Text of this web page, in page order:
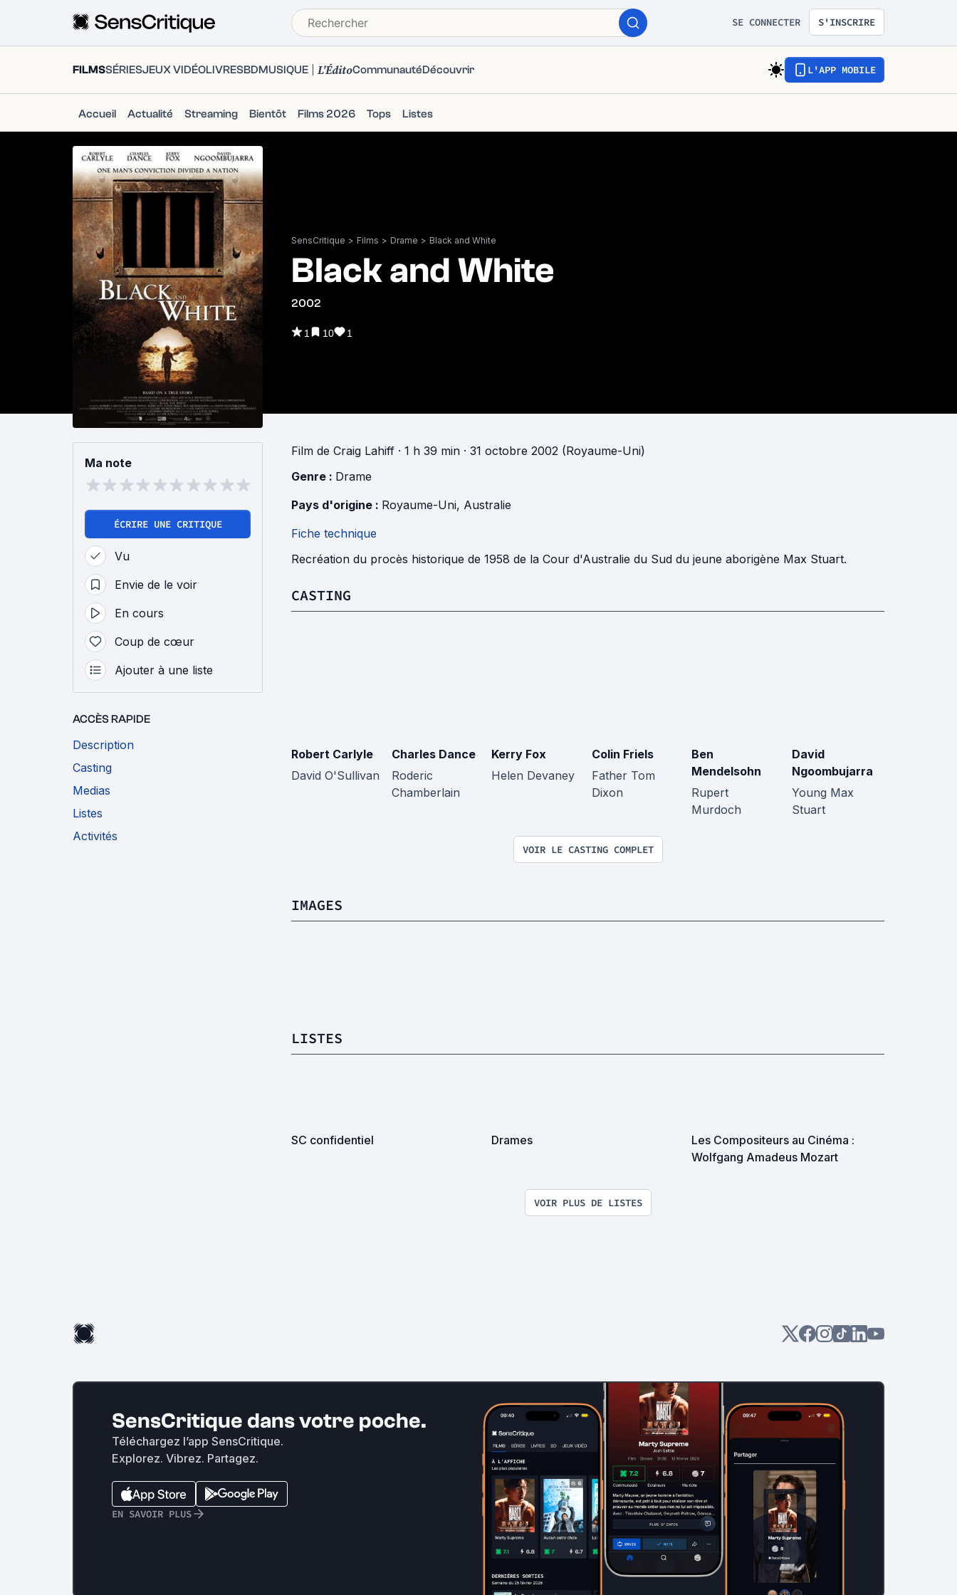
SE CONNECTER S'INSCRIRE
FILMSSÉRIESJEUX VIDÉOLIVRESBDMUSIQUE L'ÉditoCommunautéDécouvrir L'APP MOBILE
Accueil Actualité Streaming Bientôt Films 2026 Tops Listes
SensCritique > Films > Drame > Black and White
Black and White
2002
1 10 1
Ma note
ÉCRIRE UNE CRITIQUE
Vu
Envie de le voir
En cours
Coup de cœur
Ajouter à une liste
ACCÈS RAPIDE
Description
Casting
Medias
Listes
Activités
Film de Craig Lahiff · 1 h 39 min · 31 octobre 2002 (Royaume-Uni)
Genre : Drame
Pays d'origine : Royaume-Uni, Australie
Fiche technique
Recréation du procès historique de 1958 de la Cour d'Australie du Sud du jeune aborigène Max Stuart.
CASTING
Robert Carlyle
David O'Sullivan
Charles Dance
Roderic
Chamberlain
Kerry Fox
Helen Devaney
Colin Friels
Father Tom
Dixon
Ben
Mendelsohn
Rupert
Murdoch
David
Ngoombujarra
Young Max
Stuart
VOIR LE CASTING COMPLET
IMAGES
LISTES
SC confidentiel Drames
Les Compositeurs au Cinéma :
Wolfgang Amadeus Mozart
VOIR PLUS DE LISTES
SensCritique dans votre poche.
Téléchargez l’app SensCritique.
Explorez. Vibrez. Partagez.
EN SAVOIR PLUS